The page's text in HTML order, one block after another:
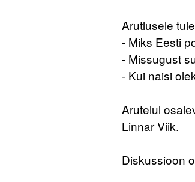
Arutlusele
- Miks Eesti
- Missugust
- Kui naisi
Arutelul
Linnar Viik.
Diskussioon